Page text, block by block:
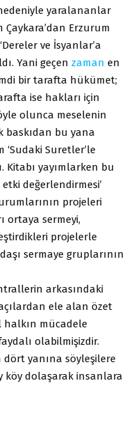
yaralananlar
Erzurum
ve İsyanlar’a
Yani geçen zaman en
bir tarafta hükümet;
ise hakları için
olunca meselenin
baskıdan bu yana
‘Sudaki Suretler’le
Kitabı yayımlarken bu
değerlendirmesi’
projeleri
ortaya sermeyi,
projelerle
sermaye gruplarının
arkasındaki
ele alan özet
halkın mücadele
olabilmişizdir.
dört yanına söyleşilere
köy dolaşarak insanlara